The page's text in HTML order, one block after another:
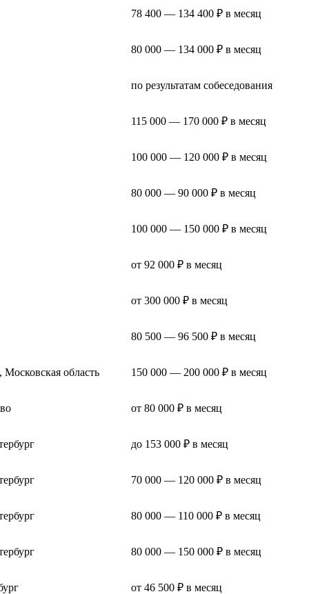
78 400 — 134 400 ₽ в месяц
80 000 — 134 000 ₽ в месяц
по результатам собеседования
115 000 — 170 000 ₽ в месяц
100 000 — 120 000 ₽ в месяц
80 000 — 90 000 ₽ в месяц
100 000 — 150 000 ₽ в месяц
от 92 000 ₽ в месяц
от 300 000 ₽ в месяц
80 500 — 96 500 ₽ в месяц
область 150 000 — 200 000 ₽ в месяц
от 80 000 ₽ в месяц
до 153 000 ₽ в месяц
70 000 — 120 000 ₽ в месяц
80 000 — 110 000 ₽ в месяц
80 000 — 150 000 ₽ в месяц
от 46 500 ₽ в месяц